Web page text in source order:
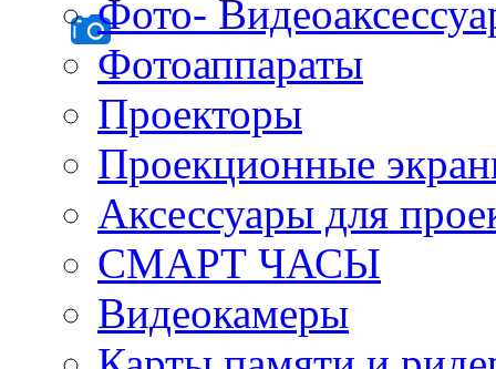
Фото-
Фотоаппараты
Проекторы
Проекционные
Аксессуары для
СМАРТ ЧАСЫ
Видеокамеры